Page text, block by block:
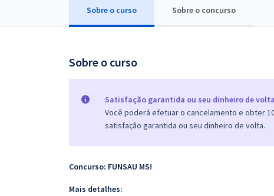
Sobre o curso Sobre o concurso
Sobre o curso
Satisfação garantida ou seu dinheiro de
Você poderá efetuar o cancelamento e obter
satisfação garantida ou seu dinheiro de volta.
Concurso: FUNSAU MS!
Mais detalhes: